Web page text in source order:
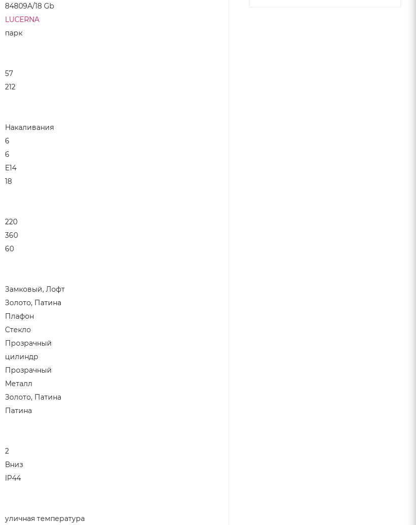
84809A/18 Gb
LUCERNA
парк
57
212
Накаливания
6
6
E14
18
220
360
60
Замковый, Лофт
Золото, Патина
Плафон
Стекло
Прозрачный
цилиндр
Прозрачный
Металл
Золото, Патина
Патина
2
Вниз
IP44
уличная температура